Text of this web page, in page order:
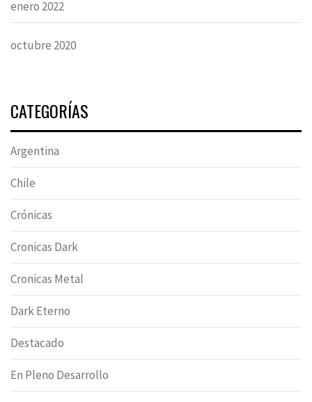
enero 2022
octubre 2020
CATEGORÍAS
Argentina
Chile
Crónicas
Cronicas Dark
Cronicas Metal
Dark Eterno
Destacado
En Pleno Desarrollo